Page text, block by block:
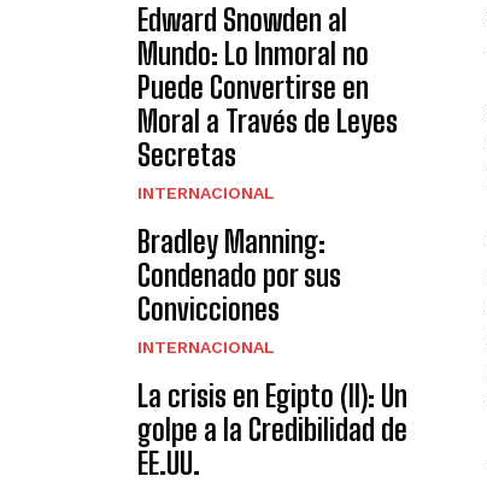
Edward Snowden al
Mundo: Lo Inmoral no
Puede Convertirse en
Moral a Través de Leyes
Secretas
INTERNACIONAL
Bradley Manning:
Condenado por sus
Convicciones
INTERNACIONAL
La crisis en Egipto (II): Un
golpe a la Credibilidad de
EE.UU.